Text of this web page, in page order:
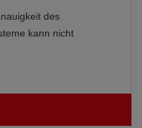
des
kann nicht